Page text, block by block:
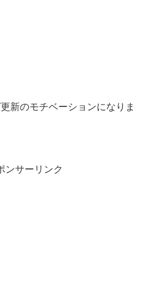
新のモチベーションになりま
ンサーリンク